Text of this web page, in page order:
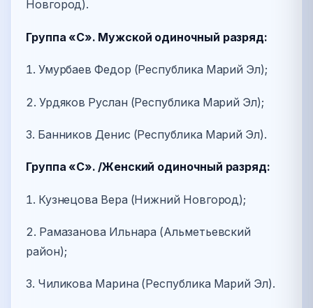
Новгород).
Группа «С». Мужской одиночный разряд:
1. Умурбаев Федор (Республика Марий Эл);
2. Урдяков Руслан (Республика Марий Эл);
3. Банников Денис (Республика Марий Эл).
Группа «С». /Женский одиночный разряд:
1. Кузнецова Вера (Нижний Новгород);
2. Рамазанова Ильнара (Альметьевский
район);
3. Чиликова Марина (Республика Марий Эл).